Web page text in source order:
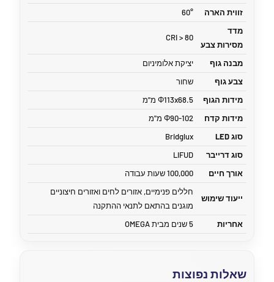
זווית הארה
60°
מדד
מסירות צבע
CRI > 80
מבנה גוף
יציקת אלומיניום
צבע גוף
שחור
מידות הגוף
Φ113x68.5 מ"מ
מידות קדח
Φ90-102 מ"מ
סוג LED
Bridglux
סוג דרייבר
LIFUD
אורך חיים
100,000 שעות עבודה
ייעוד שימוש
חללים פנימיים, אזורים לחים ואזורים חיצוניים
מוגנים בהתאם לתנאי ההתקנה
אחריות
5 שנים מבית OMEGA
שאלות נפוצות